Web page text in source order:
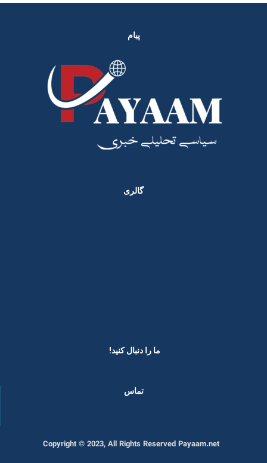
پیام
گالری
ما را دنبال کنید! ​
تماس
Copyright © 2023, All Rights Reserved Payaam.net